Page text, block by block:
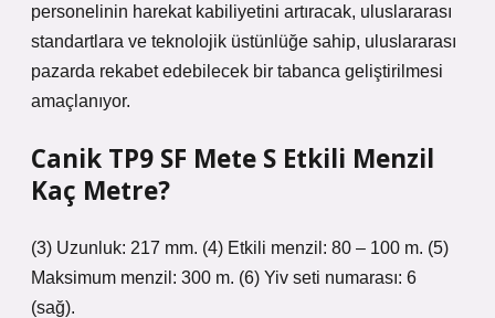
personelinin harekat kabiliyetini artıracak, uluslararası
standartlara ve teknolojik üstünlüğe sahip, uluslararası
pazarda rekabet edebilecek bir tabanca geliştirilmesi
amaçlanıyor.
Canik TP9 SF Mete S Etkili Menzil
Kaç Metre?
(3) Uzunluk: 217 mm. (4) Etkili menzil: 80 – 100 m. (5)
Maksimum menzil: 300 m. (6) Yiv seti numarası: 6
(sağ).